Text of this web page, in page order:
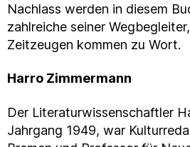
Nachlass werden in diesem
zahlreiche seiner
Zeitzeugen kommen zu Wort.
Harro Zimmermann
Der Literaturwissenschaftler
Jahrgang 1949, war